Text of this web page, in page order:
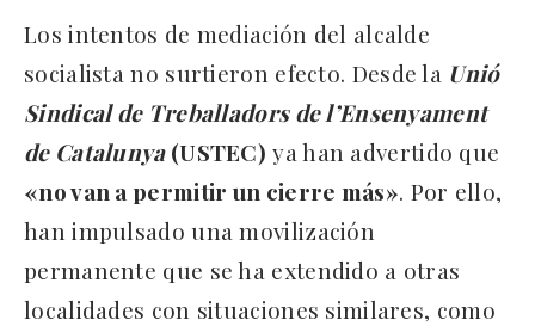
Los intentos de mediación del alcalde
socialista no surtieron efecto. Desde la Unió
Sindical de Treballadors de l’Ensenyament
de Catalunya(USTEC) ya han advertido que
«no van a permitir un cierre más». Por ello,
han impulsado una movilización
permanente que se ha extendido a otras
localidades con situaciones similares, como